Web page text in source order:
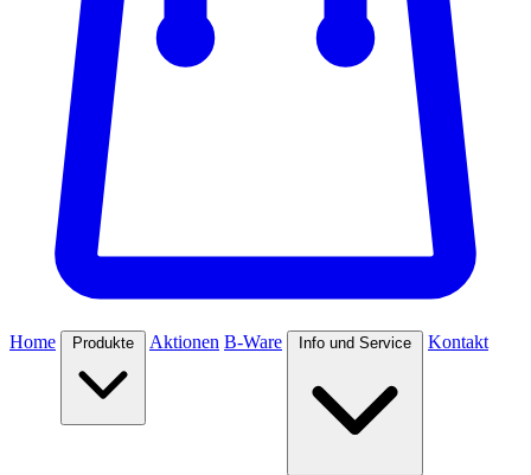
Home Produkte Aktionen B-Ware Info und Service Kontakt